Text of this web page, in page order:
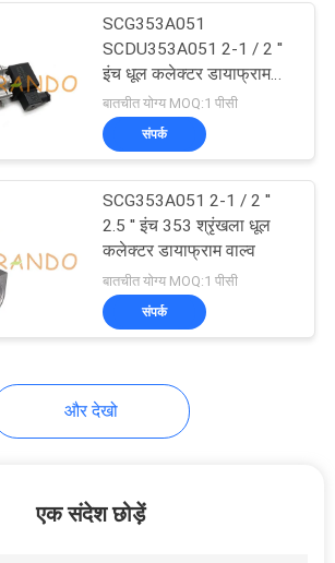
SCG353A051
SCDU353A051 2-1 / 2 ''
इंच धूल कलेक्टर डायाफ्राम
वाल्व
बातचीत योग्य MOQ:1 पीसी
संपर्क
SCG353A051 2-1 / 2 ''
2.5 '' इंच 353 श्रृंखला धूल
कलेक्टर डायाफ्राम वाल्व
बातचीत योग्य MOQ:1 पीसी
संपर्क
और देखो
एक संदेश छोड़ें